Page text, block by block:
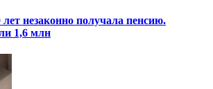
незаконно получала пенсию.
1,6 млн